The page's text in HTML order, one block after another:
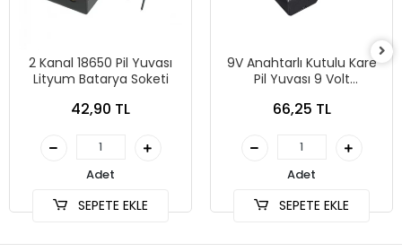
2 Kanal 18650 Pil Yuvası
Lityum Batarya Soketi
42,90 TL
Adet
SEPETE EKLE
9V Anahtarlı Kutulu Kare
Pil Yuvası 9 Volt
66,25 TL
Adet
SEPETE EKLE